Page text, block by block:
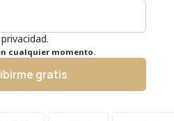
cualquier momento.
gratis